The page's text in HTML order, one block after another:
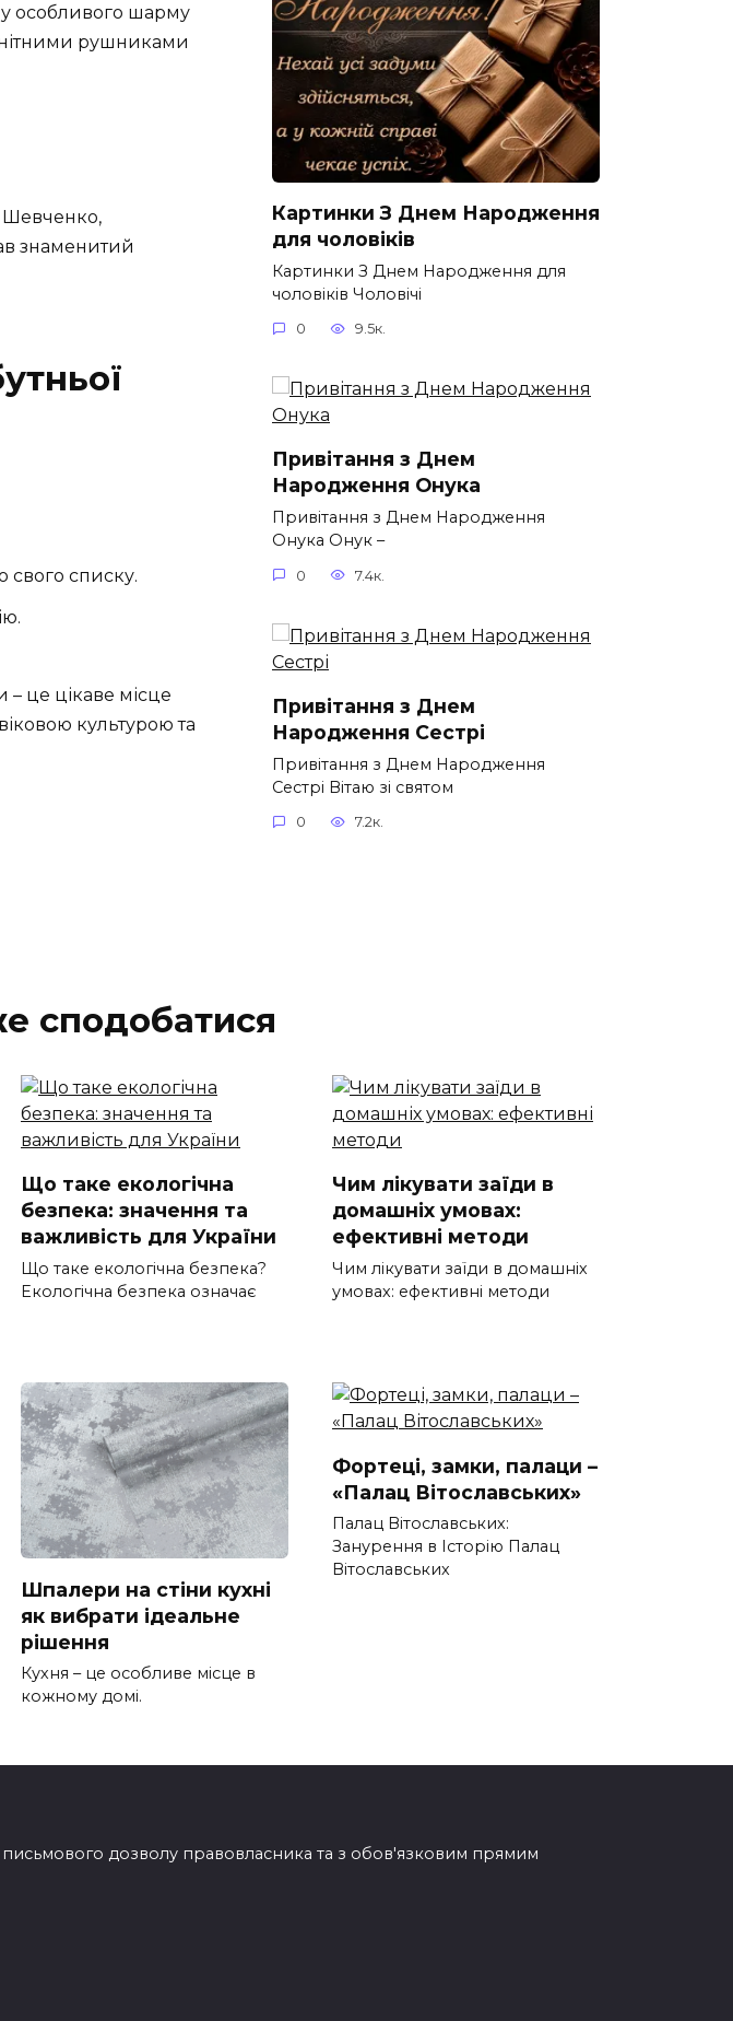
особливого шарму
рушниками
Шевченко,
знаменитий
свого списку.
– це цікаве місце
культурою та
Картинки З Днем Народження
для чоловіків​
Картинки З Днем Народження для
чоловіків​ Чоловічі
0 9.5к.
Привітання з Днем
Народження Онука
Привітання з Днем Народження
Онука Онук –
0 7.4к.
Привітання з Днем
Народження Сестрі
Привітання з Днем Народження
Сестрі Вітаю зі святом
0 7.2к.
сподобатися
Що таке екологічна
безпека: значення та
важливість для України
Що таке екологічна безпека?
Екологічна безпека означає
Чим лікувати заїди в
домашніх умовах:
ефективні методи
Чим лікувати заїди в домашніх
умовах: ефективні методи
Шпалери на стіни кухні
як вибрати ідеальне
рішення
Кухня – це особливе місце в
кожному домі.
Фортеці, замки, палаци –
«Палац Вітославських»
Палац Вітославських:
Занурення в Історію Палац
Вітославських
письмового дозволу правовласника та з обов'язковим прямим